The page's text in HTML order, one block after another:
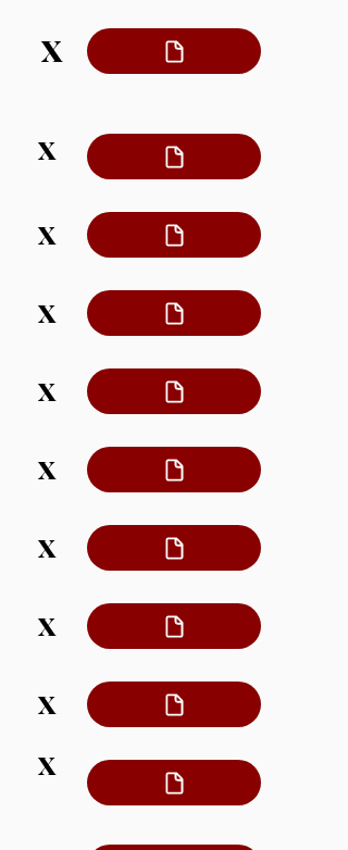
X
X
X
X
X
X
X
X
X
X